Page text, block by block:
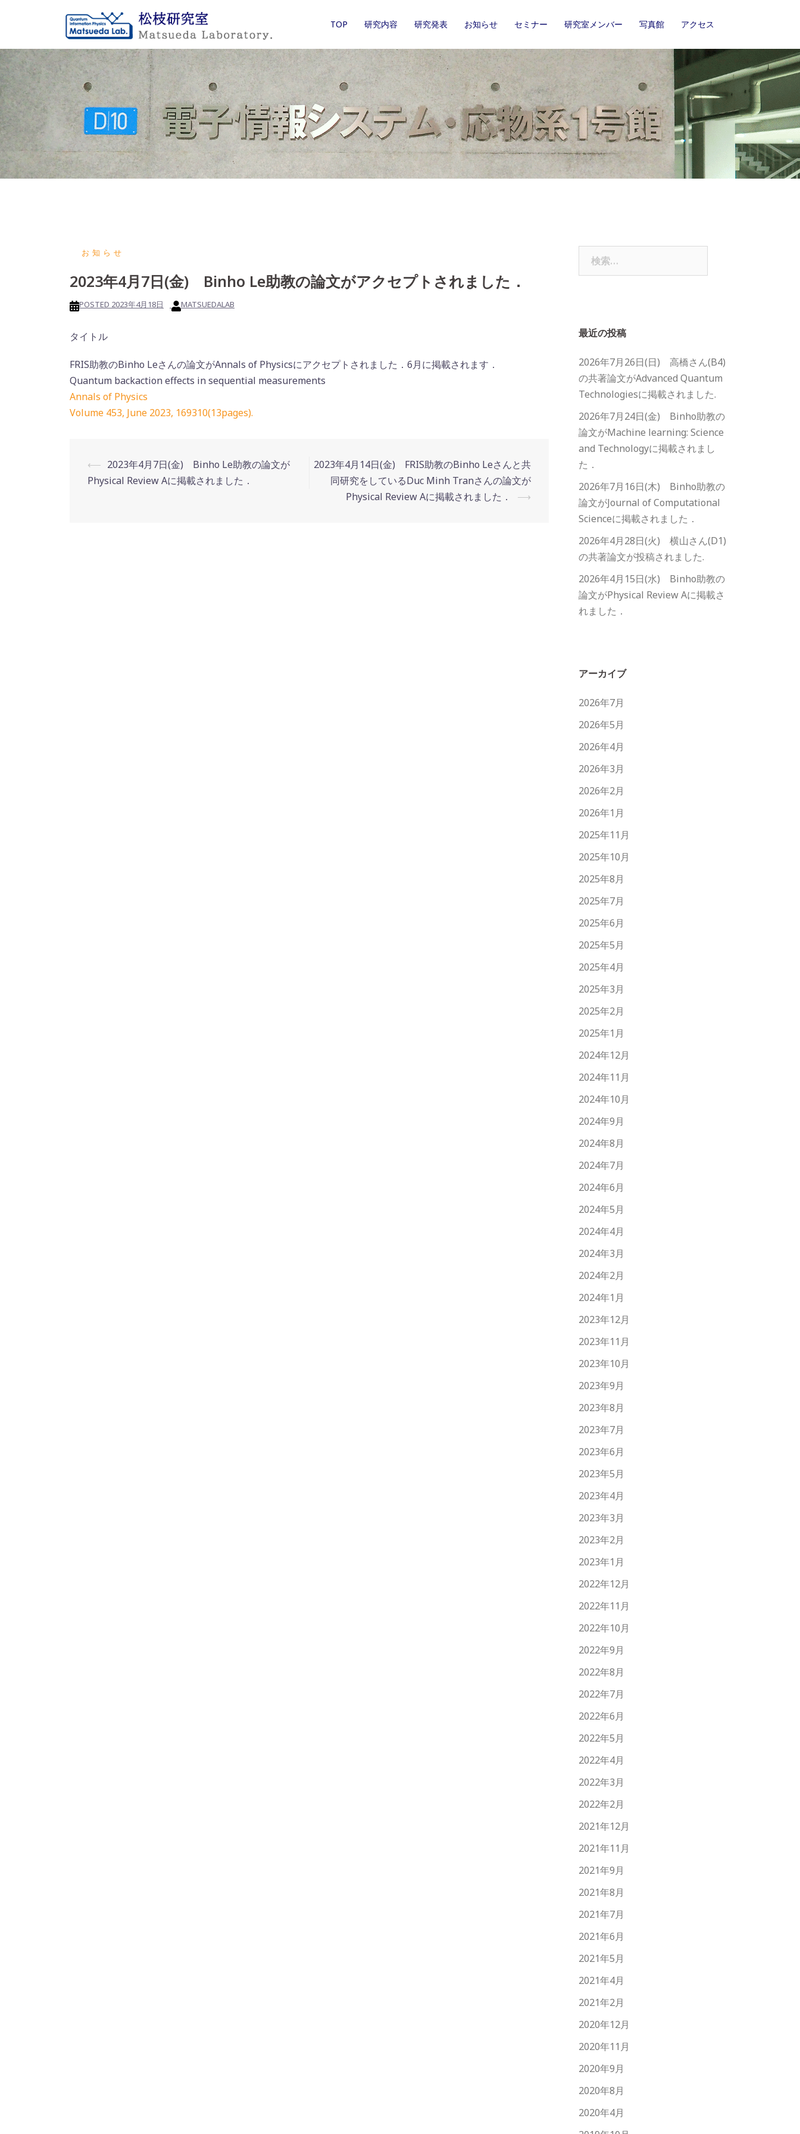
TOP 研究内容 研究発表 お知らせ セミナー 研究室メンバー 写真館 アクセス
お知らせ
2023年4月7日(金) Binho Le助教の論文がアクセプトされました．
POSTED 2023年4月18日 MATSUEDALAB
タイトル
FRIS助教のBinho Leさんの論文がAnnals of Physicsにアクセプトされました．6月に掲載されます．
Quantum backaction effects in sequential measurements
Annals of Physics
Volume 453, June 2023, 169310(13pages).
Post
navigation
⟵ 2023年4月7日(金) Binho Le助教の論文が
Physical Review Aに掲載されました．
2023年4月14日(金) FRIS助教のBinho Leさんと共
同研究をしているDuc Minh Tranさんの論文が
Physical Review Aに掲載されました．
⟶
最近の投稿
2026年7月26日(日) 高橋さん(B4)
の共著論文がAdvanced Quantum
Technologiesに掲載されました.
2026年7月24日(金) Binho助教の
論文がMachine learning: Science
and Technologyに掲載されまし
た．
2026年7月16日(木) Binho助教の
論文がJournal of Computational
Scienceに掲載されました．
2026年4月28日(火) 横山さん(D1)
の共著論文が投稿されました.
2026年4月15日(水) Binho助教の
論文がPhysical Review Aに掲載さ
れました．
アーカイブ
2026年7月
2026年5月
2026年4月
2026年3月
2026年2月
2026年1月
2025年11月
2025年10月
2025年8月
2025年7月
2025年6月
2025年5月
2025年4月
2025年3月
2025年2月
2025年1月
2024年12月
2024年11月
2024年10月
2024年9月
2024年8月
2024年7月
2024年6月
2024年5月
2024年4月
2024年3月
2024年2月
2024年1月
2023年12月
2023年11月
2023年10月
2023年9月
2023年8月
2023年7月
2023年6月
2023年5月
2023年4月
2023年3月
2023年2月
2023年1月
2022年12月
2022年11月
2022年10月
2022年9月
2022年8月
2022年7月
2022年6月
2022年5月
2022年4月
2022年3月
2022年2月
2021年12月
2021年11月
2021年9月
2021年8月
2021年7月
2021年6月
2021年5月
2021年4月
2021年2月
2020年12月
2020年11月
2020年9月
2020年8月
2020年4月